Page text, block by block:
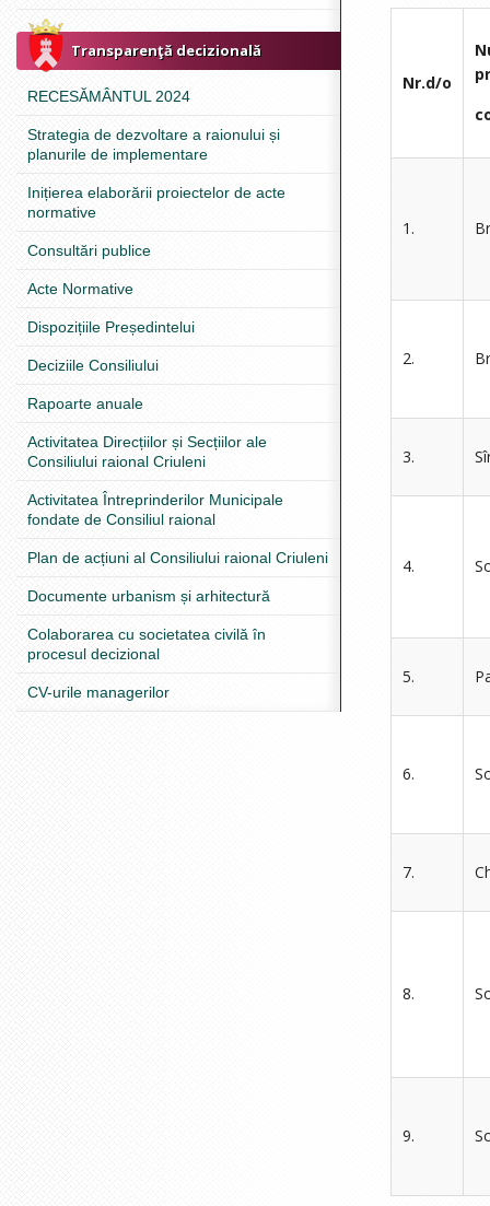
Transparenţă decizională
RECESĂMÂNTUL 2024
Strategia de dezvoltare a raionului și
planurile de implementare
Inițierea elaborării proiectelor de acte
normative
Consultări publice
Acte Normative
Dispozițiile Președintelui
Deciziile Consiliului
Rapoarte anuale
Activitatea Direcțiilor și Secțiilor ale
Consiliului raional Criuleni
Activitatea Întreprinderilor Municipale
fondate de Consiliul raional
Plan de acțiuni al Consiliului raional Criuleni
Documente urbanism și arhitectură
Colaborarea cu societatea civilă în
procesul decizional
CV-urile managerilor
Nr.d/o
1.
2.
3.
4.
5.
6.
7.
8.
9.